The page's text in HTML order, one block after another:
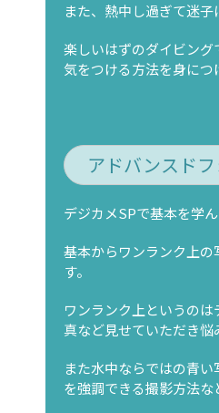
また、熱中し過ぎて迷子
楽しいはずのダイビン
気をつける方法を身につ
アドバンスドフ
デジカメSPで基本を学
基本からワンランク上
す。
ワンランク上というの
真など見せていただき悩
また水中ならではの青
を強調できる撮影方法な